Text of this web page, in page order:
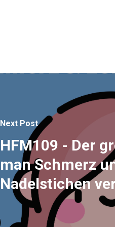
Next Post
HFM109 - Der
man Schmerz
Nadelstichen